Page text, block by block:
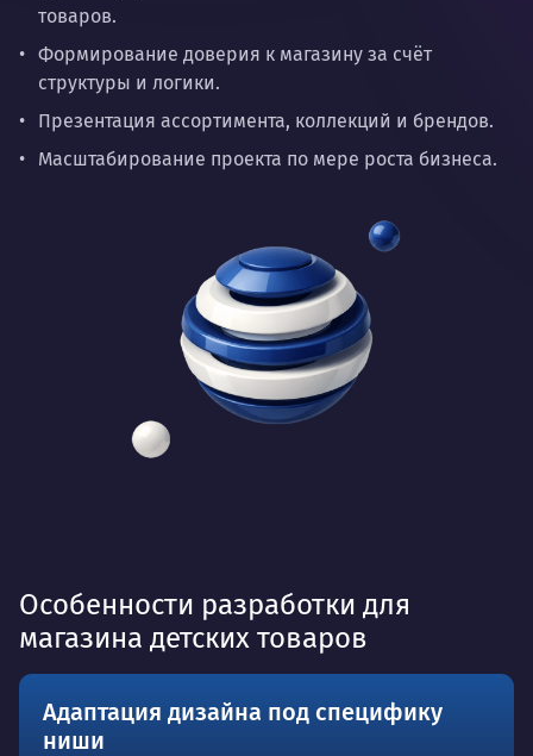
товаров.
Формирование доверия к магазину за счёт
структуры и логики.
Презентация ассортимента, коллекций и брендов.
Масштабирование проекта по мере роста бизнеса.
Особенности разработки для
магазина детских товаров
Адаптация дизайна под специфику
ниши